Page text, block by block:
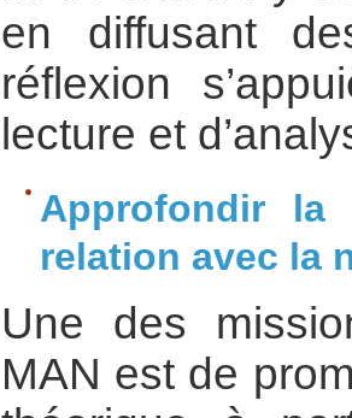
en diffusant
réflexion
lecture et
Approfondir la
relation avec la
Une des
MAN est de